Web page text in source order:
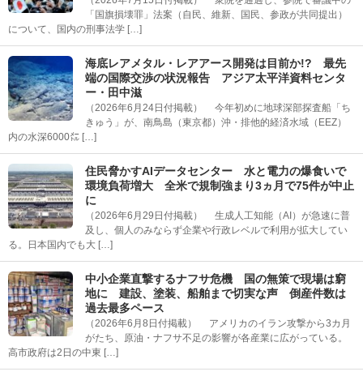
「国旗損壊罪」法案（自民、維新、国民、参政が共同提出）
について、国内の刑事法学 […]
海底レアメタル・レアアース開発は目前か!? 最先
端の国際交渉の状況報告 アジア太平洋資料センタ
ー・田中滋
（2026年6月24日付掲載） 今年初めに地球深部探査船「ち
きゅう」が、南鳥島（東京都）沖・排他的経済水域（EEZ）
内の水深6000㍍ […]
住民脅かすAIデータセンター 水と電力の爆食いで
環境負荷増大 全米で規制強まり3ヵ月で75件が中止
に
（2026年6月29日付掲載） 生成人工知能（AI）が急速に普
及し、個人のみならず企業や行政レベルで利用が拡大してい
る。日本国内でも大 […]
中小企業直撃するナフサ危機 国の無策で現場は窮
地に 建設、塗装、船舶まで切実な声 倒産件数は
過去最多ペース
（2026年6月8日付掲載） アメリカのイラン攻撃から3カ月
がたち、原油・ナフサ不足の影響が各産業に広がっている。
高市政府は2日の中東 […]